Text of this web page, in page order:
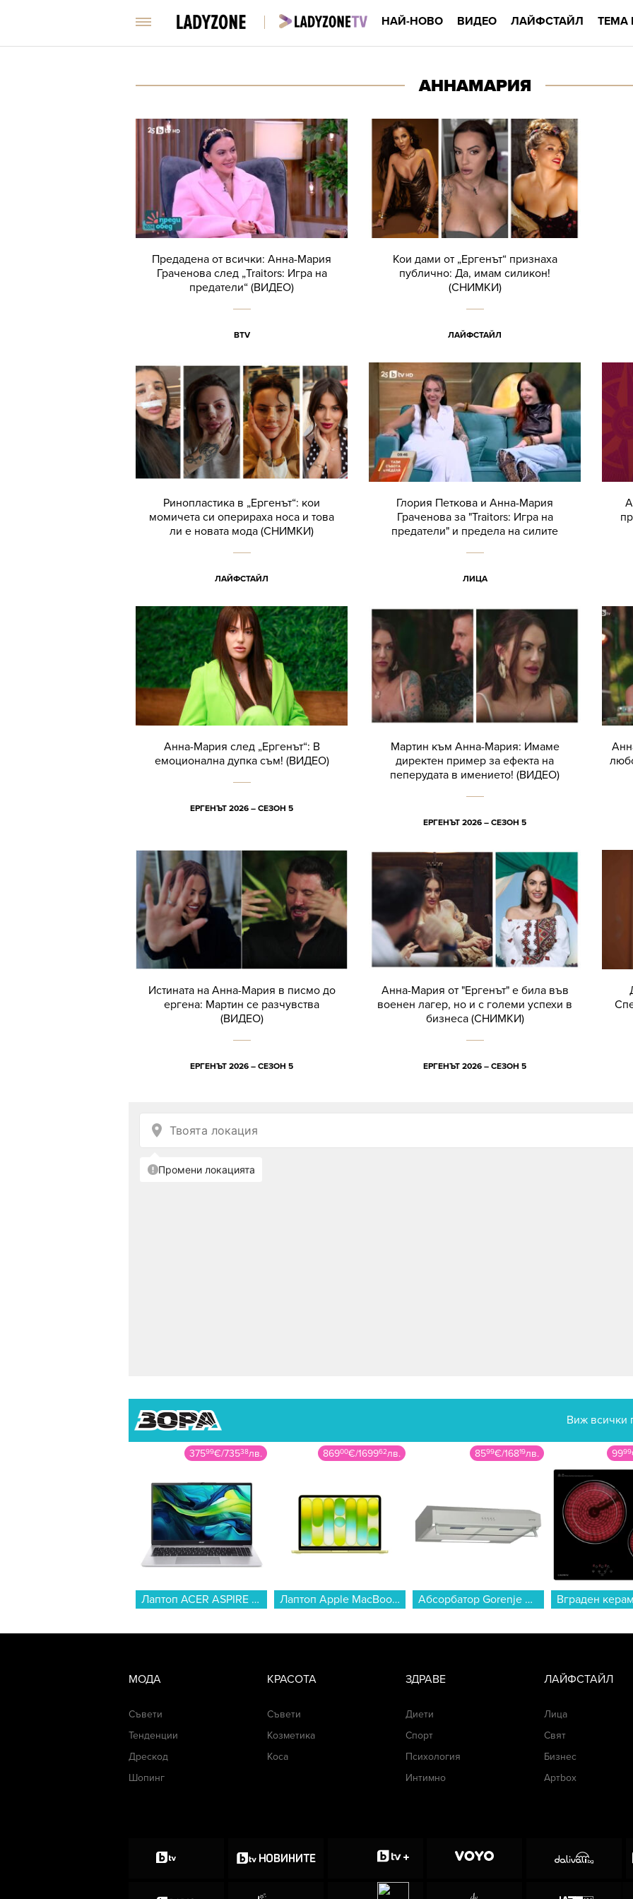
НАЙ-НОВО ВИДЕО ЛАЙФСТАЙЛ ТЕМА
АННАМАРИЯ
Предадена от всички: Анна-Мария
Граченова след „Traitors: Игра на
предатели“ (ВИДЕО)
BTV
Кои дами от „Ергенът“ признаха
публично: Да, имам силикон!
(СНИМКИ)
ЛАЙФСТАЙЛ
Ринопластика в „Ергенът“: кои
момичета си оперираха носа и това
ли е новата мода (СНИМКИ)
ЛАЙФСТАЙЛ
Глория Петкова и Анна-Мария
Граченова за "Traitors: Игра на
предатели" и предела на силите
ЛИЦА
Анна-Мария след „Ергенът“: В
емоционална дупка съм! (ВИДЕО)
ЕРГЕНЪТ 2026 – СЕЗОН 5
Мартин към Анна-Мария: Имаме
директен пример за ефекта на
пеперудата в имението! (ВИДЕО)
ЕРГЕНЪТ 2026 – СЕЗОН 5
Истината на Анна-Мария в писмо до
ергена: Мартин се разчувства
(ВИДЕО)
ЕРГЕНЪТ 2026 – СЕЗОН 5
Анна-Мария от "Ергенът" е била във
военен лагер, но и с големи успехи в
бизнеса (СНИМКИ)
ЕРГЕНЪТ 2026 – СЕЗОН 5
Виж всички
37599€/73538лв.
Лаптоп ACER ASPIRE LITE 15 AL15-41P-R4NT NX.J98EX.00A , 15.60 , 16 , 512GB SSD , AMD Radeon Graphics , AMD Ryzen 3 5300U QUAD CORE , Без OS...
86900€/169962лв.
Лаптоп Apple MacBook Neo 13" 512GB Citrus mhfe4 , 13.00 , 512 , 8 , Apple A18 Pro 5 Core GPU , Apple A18 Pro 6 Core , Mac OS...
8599€/16819лв.
Абсорбатор Gorenje WHU629EX/M...
9999
МОДА
Съвети
Тенденции
Дрескод
Шопинг
КРАСОТА
Съвети
Козметика
Коса
ЗДРАВЕ
Диети
Спорт
Психология
Интимно
ЛАЙФСТАЙЛ
Лица
Свят
Бизнес
Артbox